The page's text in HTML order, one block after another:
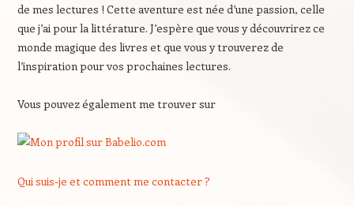
de mes lectures ! Cette aventure est née d’une passion, celle
que j’ai pour la littérature. J’espère que vous y découvrirez ce
monde magique des livres et que vous y trouverez de
l’inspiration pour vos prochaines lectures.
Vous pouvez également me trouver sur
Qui suis-je et comment me contacter ?